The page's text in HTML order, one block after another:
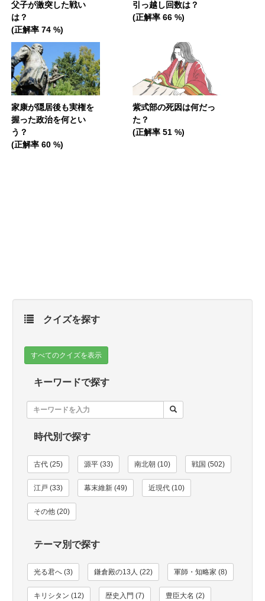
父子が激突した戦い
は？
(正解率 74 %)
引っ越し回数は？
(正解率 66 %)
家康が隠居後も実権を
握った政治を何とい
う？
(正解率 60 %)
紫式部の死因は何だっ
た？
(正解率 51 %)
クイズを探す
すべてのクイズを表示
キーワードで探す
時代別で探す
古代 (25) 源平 (33) 南北朝 (10) 戦国 (502)
江戸 (33) 幕末維新 (49) 近現代 (10)
その他 (20)
テーマ別で探す
光る君へ (3) 鎌倉殿の13人 (22) 軍師・知略家 (8)
キリシタン (12) 歴史入門 (7) 豊臣大名 (2)